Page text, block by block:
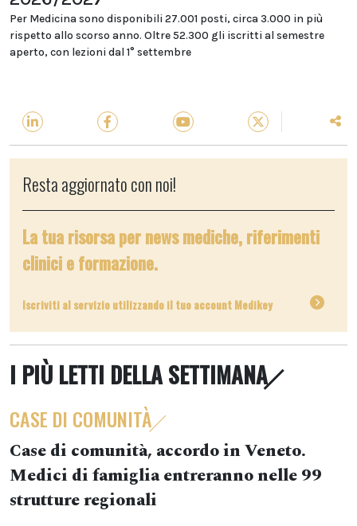
Per Medicina sono disponibili 27.001 posti, circa 3.000 in più
rispetto allo scorso anno. Oltre 52.300 gli iscritti al semestre
aperto, con lezioni dal 1° settembre
Resta aggiornato con noi!
La tua risorsa per news mediche, riferimenti
clinici e formazione.
Iscriviti al servizio utilizzando il tuo account Medikey
I PIÙ LETTI DELLA SETTIMANA
CASE DI COMUNITÀ
Case di comunità, accordo in Veneto.
Medici di famiglia entreranno nelle 99
strutture regionali